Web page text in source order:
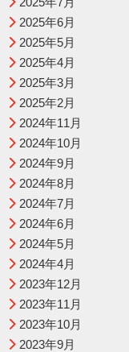
2025年6月
2025年5月
2025年4月
2025年3月
2025年2月
2024年11月
2024年10月
2024年9月
2024年8月
2024年7月
2024年6月
2024年5月
2024年4月
2023年12月
2023年11月
2023年10月
2023年9月